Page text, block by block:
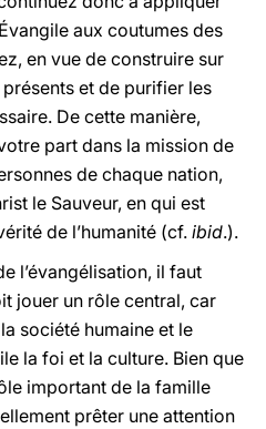
aux coutumes des
en vue de construire sur
et de purifier les
De cette manière,
part dans la mission de
de chaque nation,
le Sauveur, en qui est
de l’humanité (cf. ibid.).
l’évangélisation, il faut
jouer un rôle central, car
société humaine et le
la foi et la culture. Bien que
important de la famille
prêter une attention